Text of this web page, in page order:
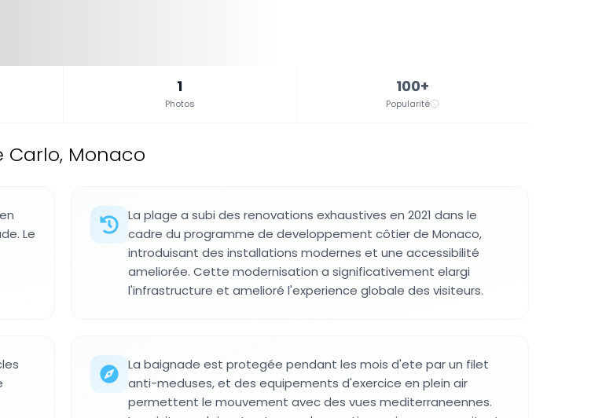
1
Photos
100+
Popularité
Monaco
Le
La plage a subi des renovations exhaustives en 2021 dans le
cadre du programme de developpement côtier de Monaco,
introduisant des installations modernes et une accessibilité
ameliorée. Cette modernisation a significativement elargi
l'infrastructure et amelioré l'experience globale des visiteurs.
La baignade est protegée pendant les mois d'ete par un filet
anti-meduses, et des equipements d'exercice en plein air
permettent le mouvement avec des vues mediterraneennes.